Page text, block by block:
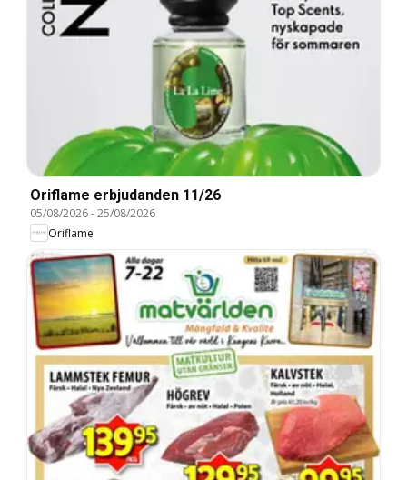
Oriflame erbjudanden 11/26
05/08/2026-25/08/2026
Oriflame